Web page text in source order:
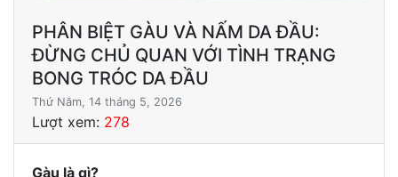
PHÂN BIỆT GÀU VÀ NẤM DA ĐẦU:
ĐỪNG CHỦ QUAN VỚI TÌNH TRẠNG
BONG TRÓC DA ĐẦU
Thứ Năm, 14 tháng 5, 2026
Lượt xem: 278
Gàu là gì?